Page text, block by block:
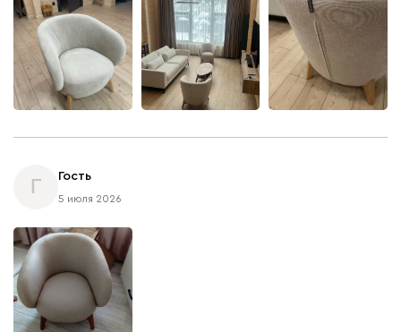
Г
Гость
5 июля 2026